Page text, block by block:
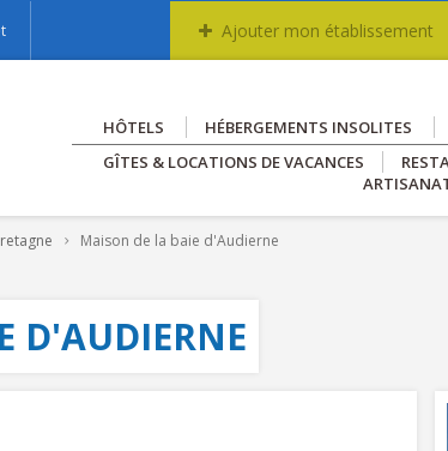
Ajouter mon établissement
HÔTELS HÉBERGEMENTS INSOLITES
GÎTES & LOCATIONS DE VACANCES
Maison de la baie d'Audierne
D'AUDIERNE